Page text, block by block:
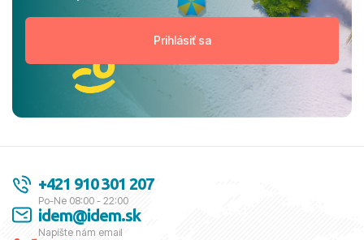
+421 910 301 207
Po-Ne 08:00 - 22:00
idem@idem.sk
Napíšte nám email